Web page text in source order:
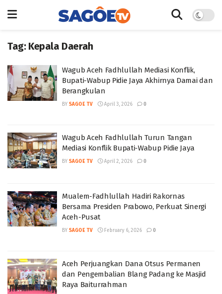
Tag: Kepala Daerah
Wagub Aceh Fadhlullah Mediasi Konflik,
Bupati-Wabup Pidie Jaya Akhirnya Damai dan
Berangkulan
BY SAGOE TV April 3, 2026 0
Wagub Aceh Fadhlullah Turun Tangan
Mediasi Konflik Bupati-Wabup Pidie Jaya
BY SAGOE TV April 2, 2026 0
Mualem-Fadhlullah Hadiri Rakornas
Bersama Presiden Prabowo, Perkuat Sinergi
Aceh-Pusat
BY SAGOE TV February 6, 2026 0
Aceh Perjuangkan Dana Otsus Permanen
dan Pengembalian Blang Padang ke Masjid
Raya Baiturrahman